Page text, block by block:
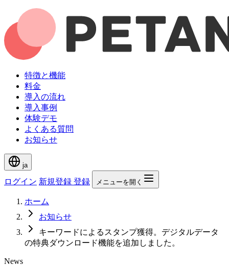
特徴と機能
料金
導入の流れ
導入事例
体験デモ
よくある質問
お知らせ
ja
ログイン 新規登録 登録 メニューを開く
ホーム
お知らせ
キーワードによるスタンプ獲得。デジタルデータ
の特典ダウンロード機能を追加しました。
News